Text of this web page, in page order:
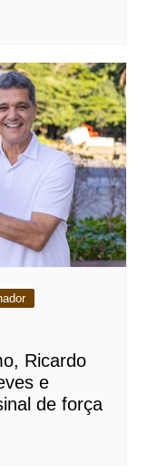
Ricardo
e
de força